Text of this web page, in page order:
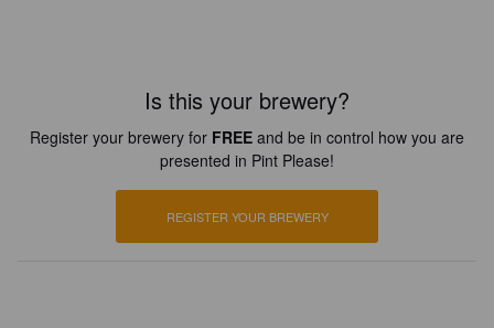
Is this your brewery?
Register your brewery for FREE and be in control how you are
presented in Pint Please!
REGISTER YOUR BREWERY